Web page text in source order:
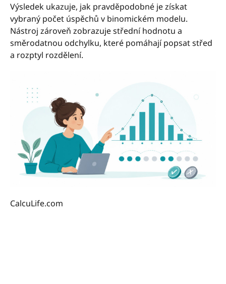
Výsledek ukazuje, jak pravděpodobné je získat
vybraný počet úspěchů v binomickém modelu.
Nástroj zároveň zobrazuje střední hodnotu a
směrodatnou odchylku, které pomáhají popsat střed
a rozptyl rozdělení.
CalcuLife.com